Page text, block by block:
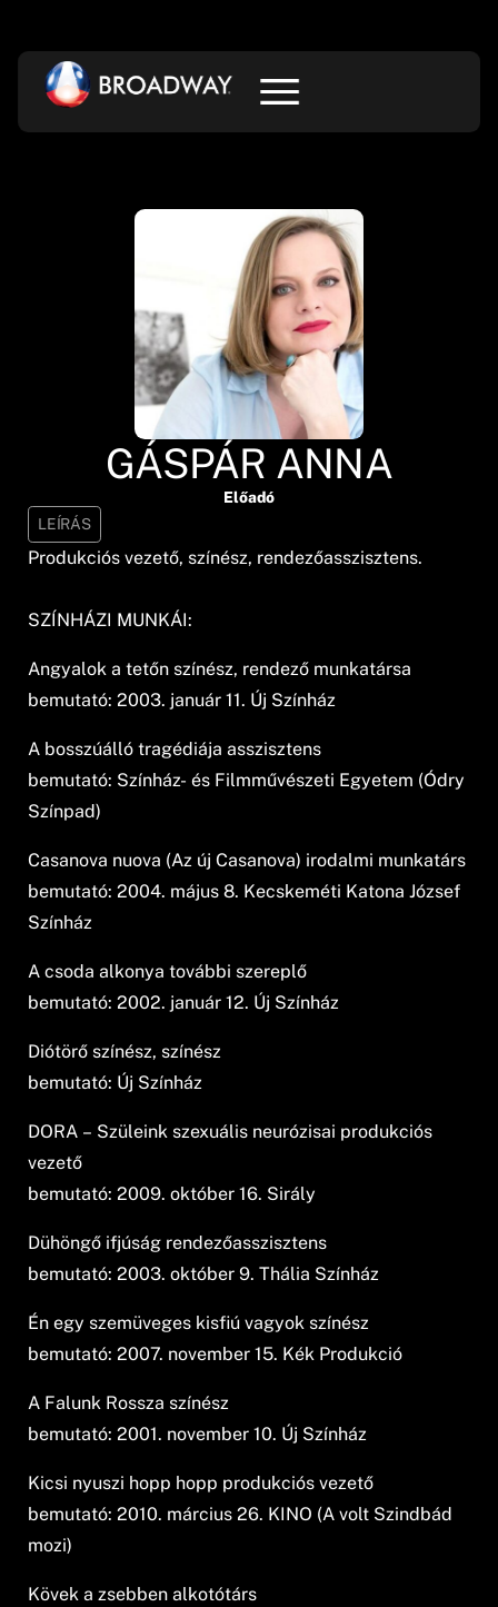
GÁSPÁR ANNA
Előadó
LEÍRÁS
Produkciós vezető, színész, rendezőasszisztens.
SZÍNHÁZI MUNKÁI:
Angyalok a tetőn színész, rendező munkatársa
bemutató: 2003. január 11. Új Színház
A bosszúálló tragédiája asszisztens
bemutató: Színház- és Filmművészeti Egyetem (Ódry
Színpad)
Casanova nuova (Az új Casanova) irodalmi munkatárs
bemutató: 2004. május 8. Kecskeméti Katona József
Színház
A csoda alkonya további szereplő
bemutató: 2002. január 12. Új Színház
Diótörő színész, színész
bemutató: Új Színház
DORA – Szüleink szexuális neurózisai produkciós
vezető
bemutató: 2009. október 16. Sirály
Dühöngő ifjúság rendezőasszisztens
bemutató: 2003. október 9. Thália Színház
Én egy szemüveges kisfiú vagyok színész
bemutató: 2007. november 15. Kék Produkció
A Falunk Rossza színész
bemutató: 2001. november 10. Új Színház
Kicsi nyuszi hopp hopp produkciós vezető
bemutató: 2010. március 26. KINO (A volt Szindbád
mozi)
Kövek a zsebben alkotótárs